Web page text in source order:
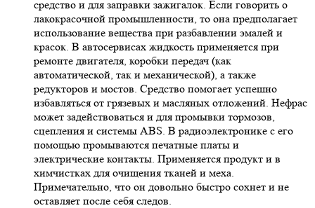
средство и для заправки зажигалок. Если говорить о
лакокрасочной промышленности, то она предполагает
использование вещества при разбавлении эмалей и
красок. В автосервисах жидкость применяется при
ремонте двигателя, коробки передач (как
автоматической, так и механической), а также
редукторов и мостов. Средство помогает успешно
избавляться от грязевых и масляных отложений. Нефрас
может задействоваться и для промывки тормозов,
сцепления и системы ABS. В радиоэлектронике с его
помощью промываются печатные платы и
электрические контакты. Применяется продукт и в
химчистках для очищения тканей и меха.
Примечательно, что он довольно быстро сохнет и не
оставляет после себя следов.